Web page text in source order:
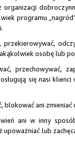
programu
przekierowywać,
osobę lub
przechowywać,
się nasi
ani
ani w inny
lub